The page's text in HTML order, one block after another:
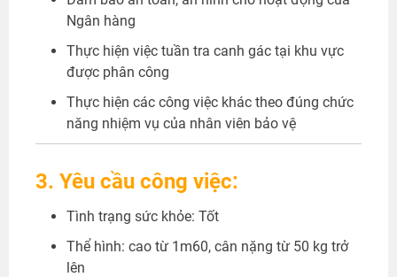
Ngân hàng
Thực hiện việc tuần tra canh gác tại khu vực
được phân công
Thực hiện các công việc khác theo đúng chức
năng nhiệm vụ của nhân viên bảo vệ
3. Yêu cầu công việc:
Tình trạng sức khỏe: Tốt
Thể hình: cao từ 1m60, cân nặng từ 50 kg trở
lên